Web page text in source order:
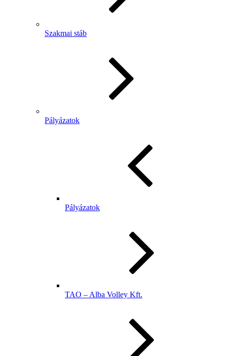
Szakmai stáb
Pályázatok
Pályázatok
TAO – Alba Volley Kft.